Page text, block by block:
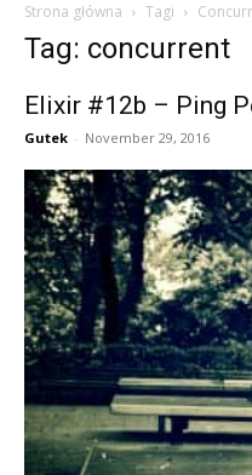
Strona główna Tagi
Tag: concurrent
Elixir #12b – Ping
Gutek - November 29, 2016